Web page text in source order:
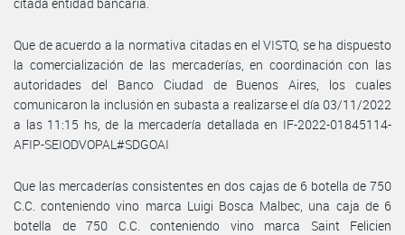
Que de acuerdo a la normativa citadas en el VISTO, se ha dispuesto
la comercialización de las mercaderías, en coordinación con las
autoridades del Banco Ciudad de Buenos Aires, los cuales
comunicaron la inclusión en subasta a realizarse el día 03/11/2022
a las 11:15 hs, de la mercadería detallada en IF-2022-01845114-
AFIP-SEIODVOPAL#SDGOAI
Que las mercaderías consistentes en dos cajas de 6 botella de 750
C.C. conteniendo vino marca Luigi Bosca Malbec, una caja de 6
botella de 750 C.C. conteniendo vino marca Saint Felicien